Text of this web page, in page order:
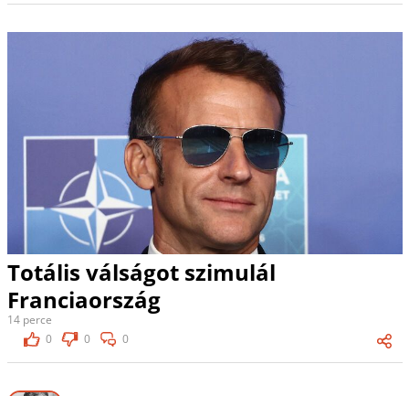
Totális válságot szimulál
Franciaország
14 perce
0
0 0